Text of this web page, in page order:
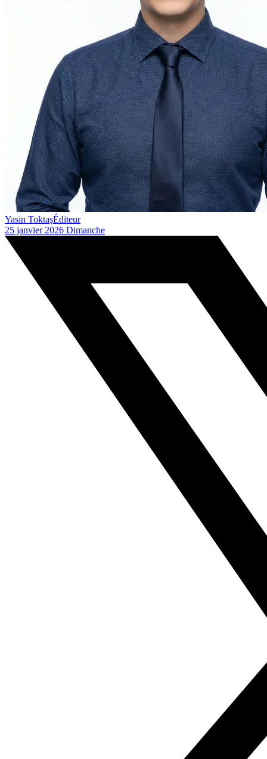
Yasin ToktaşÉditeur
25 janvier 2026 Dimanche